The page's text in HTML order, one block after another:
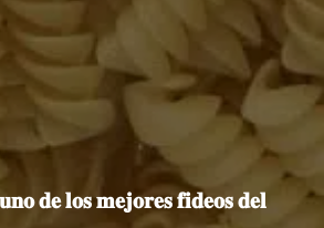
𝐝𝐞 𝐥𝐨𝐬 𝐦𝐞𝐣𝐨𝐫𝐞𝐬 𝐟𝐢𝐝𝐞𝐨𝐬 𝐝𝐞𝐥